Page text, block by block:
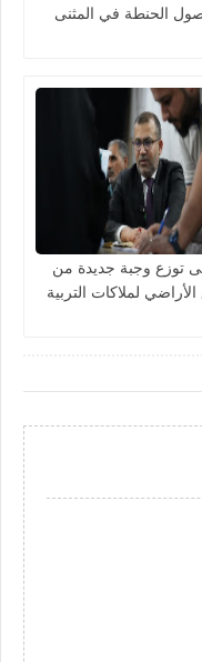
الحنطة في المثنى
توزع وجبة جديدة من
لملاكات التربية